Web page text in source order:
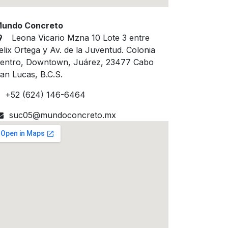
Concreto
Leona Vicario Mzna 10 Lote 3 entre
Ortega y Av. de la Juventud. Colonia
Downtown, Juárez, 23477 Cabo
Lucas, B.C.S.
+52 (624) 146-6464
suc05@mundoconcreto.mx